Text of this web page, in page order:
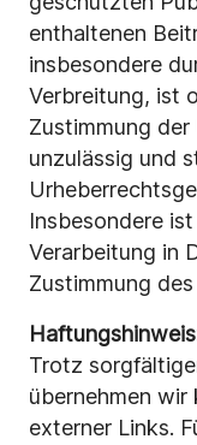
enthaltenen
insbesondere
Verbreitung, ist
Zustimmung
unzulässig und
Insbesondere
Verarbeitung in
Zustimmung
Trotz
übernehmen
externer Links.